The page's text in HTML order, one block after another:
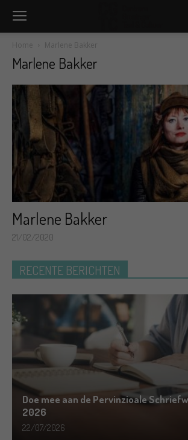
Home Marlene Bakker
Marlene Bakker
Marlene Bakker
21/02/2020
RECENTE BERICHTEN
Doe mee aan de Pervinzioale
2026
22/07/2026